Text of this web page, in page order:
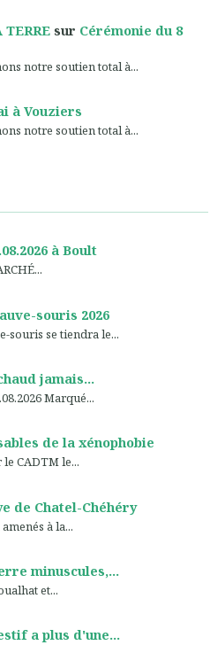
TERRE sur Cérémonie du 8
notre soutien total à...
à Vouziers
notre soutien total à...
à Boult
souris 2026
souris se tiendra le...
jamais...
Marqué...
de la xénophobie
CADTM le...
de Chatel-Chéhéry
à la...
minuscules,...
et...
a plus d'une...